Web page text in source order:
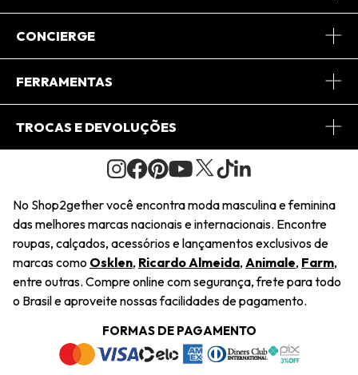
Sobre Nós
Journal
Saiu na Mídia
Sustentabilidade
Navegando
Termos e Condições
CONCIERGE
Central de Relacionamento
Regulamento e Promoções
FERRAMENTAS
Minha Conta
Pedido de Presente
Wishlist
TROCAS E DEVOLUÇÕES
Condições Gerais
Troca Fácil
Restituição de Pagamento
Dúvidas Frequentes
Termos e Condições
Política de Privacidade
No Shop2gether você encontra moda masculina e feminina
das melhores marcas nacionais e internacionais. Encontre
roupas, calçados, acessórios e lançamentos exclusivos de
marcas como Osklen, Ricardo Almeida, Animale, Farm,
entre outras. Compre online com segurança, frete para todo
o Brasil e aproveite nossas facilidades de pagamento.
FORMAS DE PAGAMENTO